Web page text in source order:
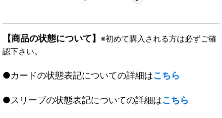
【商品の状態について】 ※初めて購入される方は必ずご確
認下さい。
●カードの状態表記についての詳細はこちら
●スリーブの状態表記についての詳細はこちら